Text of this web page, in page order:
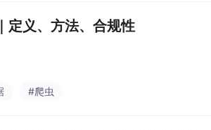
定义、方法、合规性
#爬虫